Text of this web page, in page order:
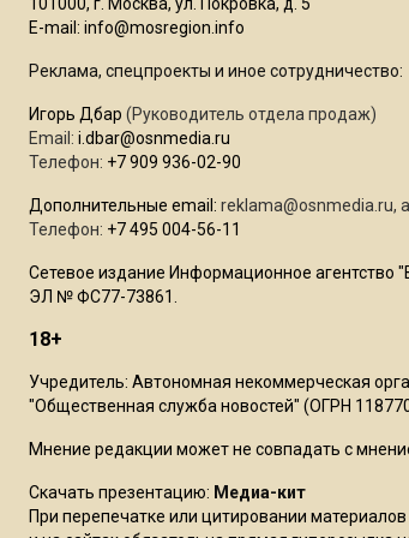
E-mail: info@mosregion.info
Реклама, спецпроекты и иное сотрудничество:
Игорь Дбар (Руководитель отдела продаж)
Email: i.dbar@osnmedia.ru
Телефон: +7 909 936-02-90
Дополнительные email: reklama@osnmedia.ru,
Телефон: +7 495 004-56-11
Сетевое издание Информационное агентство
ЭЛ № ФС77-73861.
18+
Учредитель: Автономная некоммерческая
"Общественная служба новостей" (ОГРН
Мнение редакции может не совпадать с
Скачать презентацию: Медиа-кит
При перепечатке или цитировании